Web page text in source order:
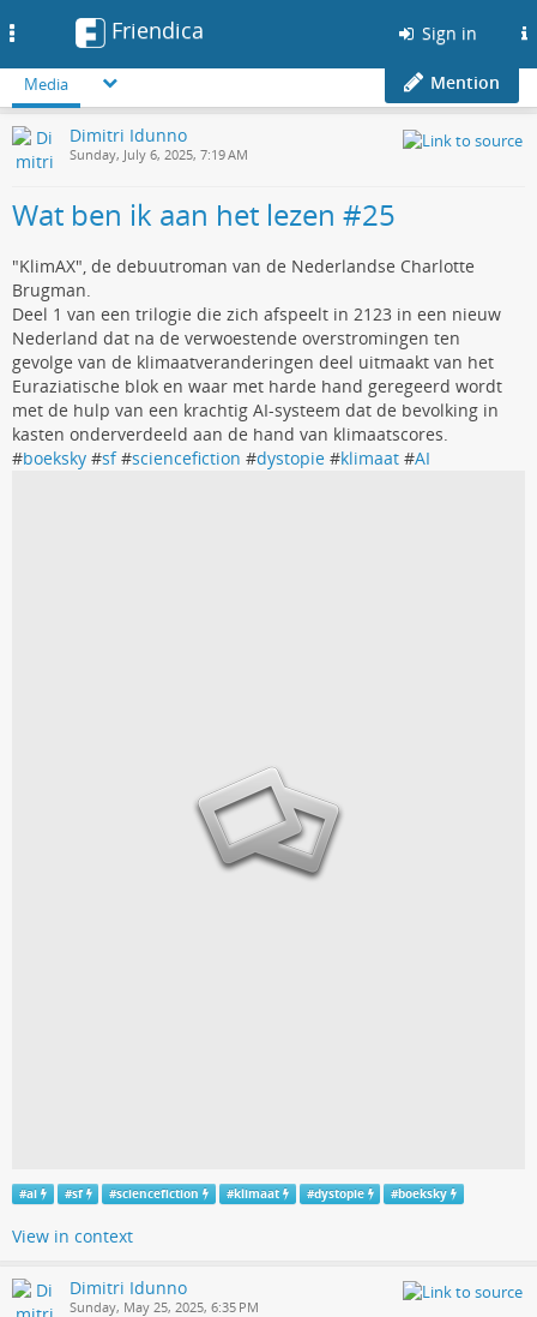
Friendica Sign in
Media Mention
Dimitri Idunno
Sunday, July 6, 2025, 7:19 AM
Wat ben ik aan het lezen #25
"KlimAX", de debuutroman van de Nederlandse Charlotte
Brugman.
Deel 1 van een trilogie die zich afspeelt in 2123 in een nieuw
Nederland dat na de verwoestende overstromingen ten
gevolge van de klimaatveranderingen deel uitmaakt van het
Euraziatische blok en waar met harde hand geregeerd wordt
met de hulp van een krachtig AI-systeem dat de bevolking in
kasten onderverdeeld aan de hand van klimaatscores.
#boeksky #sf#sciencefiction #dystopie #klimaat #AI
#ai #sf #sciencefiction #klimaat #dystopie #boeksky
View in context
Dimitri Idunno
Sunday, May 25, 2025, 6:35 PM